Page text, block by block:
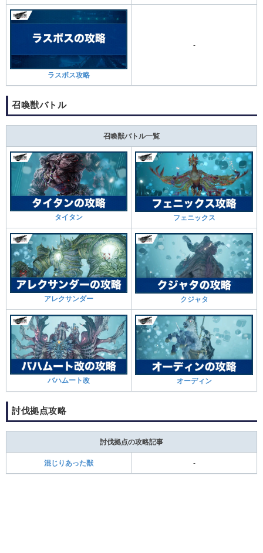
ラスボス攻略
-
召喚獣バトル
召喚獣バトル一覧
タイタン フェニックス
アレクサンダー クジャタ
バハムート改 オーディン
討伐拠点攻略
討伐拠点の攻略記事
混じりあった獣 -